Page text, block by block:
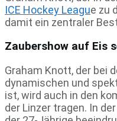
ICE Hockey League zu
damit ein zentraler
Zaubershow auf Eis
Graham Knott, der bei
dynamischen und
ist, wird auch in den
der Linzer tragen. In